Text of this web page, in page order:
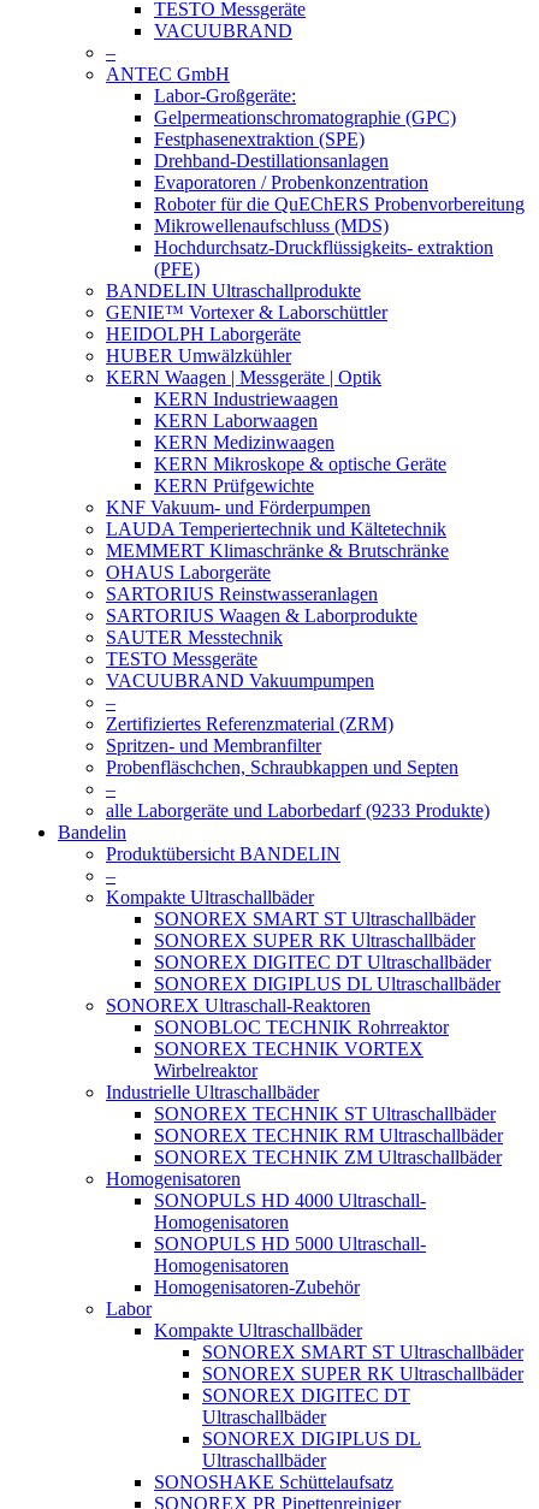
TESTO Messgeräte
VACUUBRAND
–
ANTEC GmbH
Labor-Großgeräte:
Gelpermeationschromatographie (GPC)
Festphasenextraktion (SPE)
Drehband-Destillationsanlagen
Evaporatoren / Probenkonzentration
Roboter für die QuEChERS Probenvorbereitung
Mikrowellenaufschluss (MDS)
Hochdurchsatz-Druckflüssigkeits- extraktion
(PFE)
BANDELIN Ultraschallprodukte
GENIE™ Vortexer & Laborschüttler
HEIDOLPH Laborgeräte
HUBER Umwälzkühler
KERN Waagen | Messgeräte | Optik
KERN Industriewaagen
KERN Laborwaagen
KERN Medizinwaagen
KERN Mikroskope & optische Geräte
KERN Prüfgewichte
KNF Vakuum- und Förderpumpen
LAUDA Temperiertechnik und Kältetechnik
MEMMERT Klimaschränke & Brutschränke
OHAUS Laborgeräte
SARTORIUS Reinstwasseranlagen
SARTORIUS Waagen & Laborprodukte
SAUTER Messtechnik
TESTO Messgeräte
VACUUBRAND Vakuumpumpen
–
Zertifiziertes Referenzmaterial (ZRM)
Spritzen- und Membranfilter
Probenfläschchen, Schraubkappen und Septen
–
alle Laborgeräte und Laborbedarf (9233 Produkte)
Bandelin
Produktübersicht BANDELIN
–
Kompakte Ultraschallbäder
SONOREX SMART ST Ultraschallbäder
SONOREX SUPER RK Ultraschallbäder
SONOREX DIGITEC DT Ultraschallbäder
SONOREX DIGIPLUS DL Ultraschallbäder
SONOREX Ultraschall-Reaktoren
SONOBLOC TECHNIK Rohrreaktor
SONOREX TECHNIK VORTEX
Wirbelreaktor
Industrielle Ultraschallbäder
SONOREX TECHNIK ST Ultraschallbäder
SONOREX TECHNIK RM Ultraschallbäder
SONOREX TECHNIK ZM Ultraschallbäder
Homogenisatoren
SONOPULS HD 4000 Ultraschall-
Homogenisatoren
SONOPULS HD 5000 Ultraschall-
Homogenisatoren
Homogenisatoren-Zubehör
Labor
Kompakte Ultraschallbäder
SONOREX SMART ST Ultraschallbäder
SONOREX SUPER RK Ultraschallbäder
SONOREX DIGITEC DT
Ultraschallbäder
SONOREX DIGIPLUS DL
Ultraschallbäder
SONOSHAKE Schüttelaufsatz
SONOREX PR Pipettenreiniger